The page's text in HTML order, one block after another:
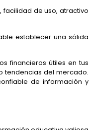
facilidad de uso, atractivo
establecer una sólida
financieros útiles en tus
tendencias del mercado.
de información y